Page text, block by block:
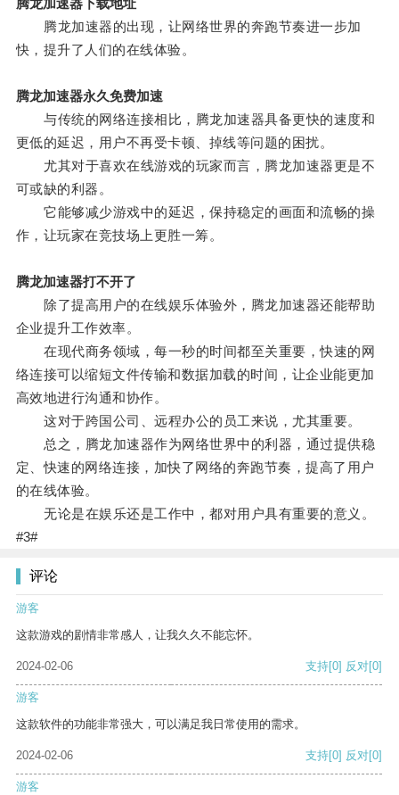
腾龙加速器下载地址
腾龙加速器的出现，让网络世界的奔跑节奏进一步加
快，提升了人们的在线体验。
腾龙加速器永久免费加速
与传统的网络连接相比，腾龙加速器具备更快的速度和
更低的延迟，用户不再受卡顿、掉线等问题的困扰。
尤其对于喜欢在线游戏的玩家而言，腾龙加速器更是不
可或缺的利器。
它能够减少游戏中的延迟，保持稳定的画面和流畅的操
作，让玩家在竞技场上更胜一筹。
腾龙加速器打不开了
除了提高用户的在线娱乐体验外，腾龙加速器还能帮助
企业提升工作效率。
在现代商务领域，每一秒的时间都至关重要，快速的网
络连接可以缩短文件传输和数据加载的时间，让企业能更加
高效地进行沟通和协作。
这对于跨国公司、远程办公的员工来说，尤其重要。
总之，腾龙加速器作为网络世界中的利器，通过提供稳
定、快速的网络连接，加快了网络的奔跑节奏，提高了用户
的在线体验。
无论是在娱乐还是工作中，都对用户具有重要的意义。
#3#
评论
游客
这款游戏的剧情非常感人，让我久久不能忘怀。
2024-02-06 支持[0] 反对[0]
游客
这款软件的功能非常强大，可以满足我日常使用的需求。
2024-02-06 支持[0] 反对[0]
游客